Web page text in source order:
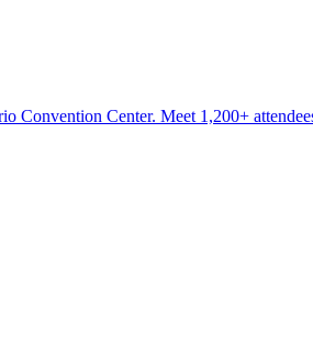
Convention Center. Meet 1,200+